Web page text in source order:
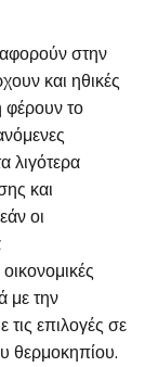
στην
και ηθικές
φέρουν το
λιγότερα
και
οι
με την
τις επιλογές σε
θερμοκηπίου.